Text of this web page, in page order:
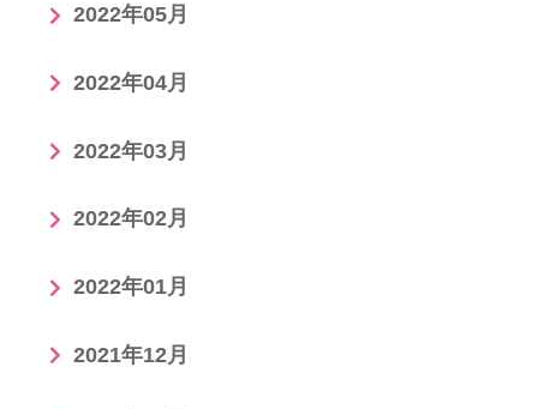
2022年05月
2022年04月
2022年03月
2022年02月
2022年01月
2021年12月